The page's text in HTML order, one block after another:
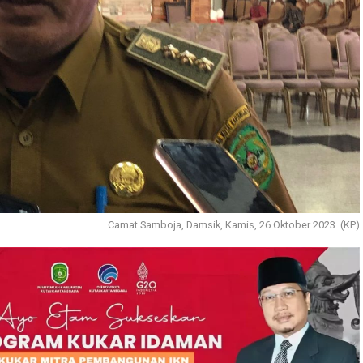
Camat Samboja, Damsik, Kamis, 26 Oktober 2023. (KP)